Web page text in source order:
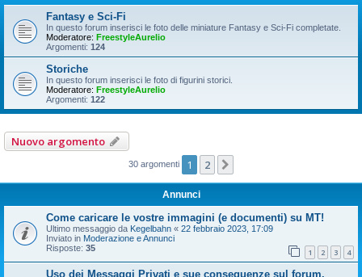
Fantasy e Sci-Fi
In questo forum inserisci le foto delle miniature Fantasy e Sci-Fi completate.
Moderatore: FreestyleAurelio
Argomenti: 124
Storiche
In questo forum inserisci le foto di figurini storici.
Moderatore: FreestyleAurelio
Argomenti: 122
Nuovo argomento
30 argomenti 1 2
Annunci
Come caricare le vostre immagini (e documenti) su MT!
Ultimo messaggio da Kegelbahn « 22 febbraio 2023, 17:09
Inviato in Moderazione e Annunci
Risposte: 35 1 2 3 4
Uso dei Messaggi Privati e sue conseguenze sul forum.